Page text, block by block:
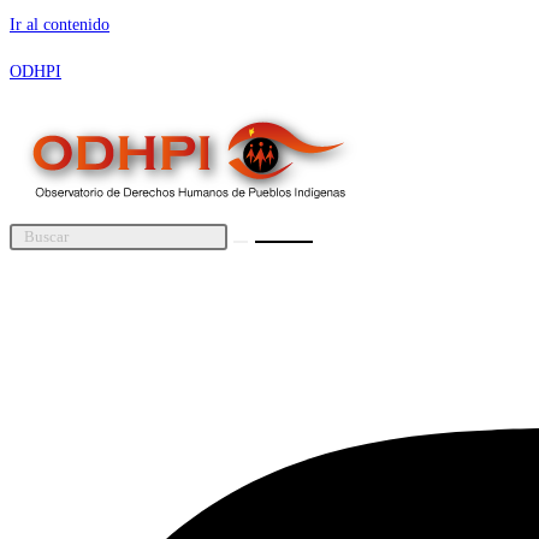
Ir al contenido
ODHPI